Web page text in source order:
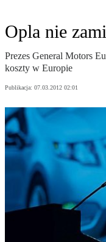
Opla nie
Prezes General Motors
koszty w Europie
Publikacja: 07.03.2012 02:01